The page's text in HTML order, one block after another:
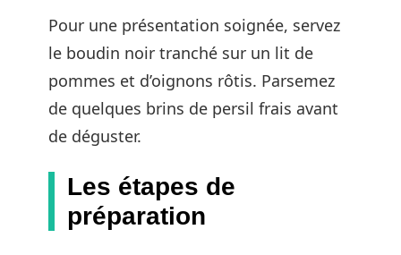
Pour une présentation soignée, servez
le boudin noir tranché sur un lit de
pommes et d’oignons rôtis. Parsemez
de quelques brins de persil frais avant
de déguster.
Les étapes de
préparation